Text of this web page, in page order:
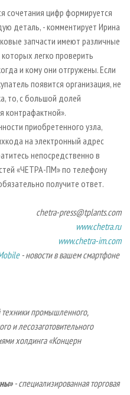
сочетания цифр формируется
деталь, - комментирует Ирина
запчасти имеют различные
легко проверить
и кому они отгружены. Если
появится организация, не
то, с большой долей
контрафактной».
приобретенного узла,
на электронный адрес
непосредственно в
«ЧЕТРА-ПМ» по телефону
получите ответ.
chetra-press@tplants.com
www.chetra.ru
www.chetra-im.com
- новости в вашем смартфоне
техники промышленного,
и лесозаготовительного
холдинга«Концерн
- специализированная торговая